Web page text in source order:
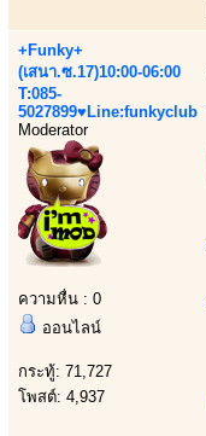
+Funky+
(เสนา.ซ.17)10:00-06:00
T:085-
5027899♥Line:funkyclub
Moderator
ความหื่น : 0
ออนไลน์
กระทู้: 71,727
โพสต์: 4,937